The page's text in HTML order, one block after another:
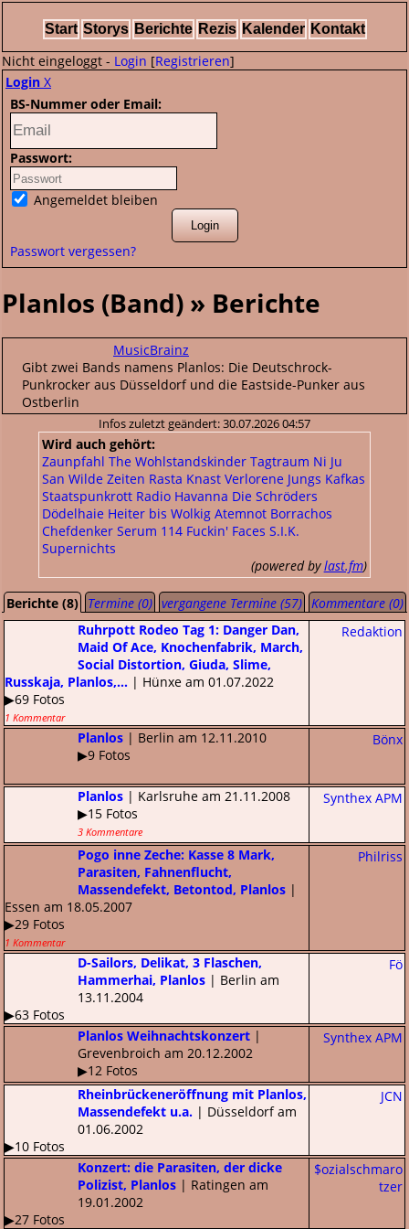
Start Storys Berichte Rezis Kalender Kontakt
Nicht eingeloggt - Login [Registrieren]
Login X
BS-Nummer oder Email:
Passwort:
Angemeldet bleiben
Passwort vergessen?
Planlos (Band) » Berichte
MusicBrainz
Gibt zwei Bands namens Planlos: Die Deutschrock-
Punkrocker aus Düsseldorf und die Eastside-Punker aus
Ostberlin
Infos zuletzt geändert: 30.07.2026 04:57
Wird auch gehört:
Zaunpfahl The Wohlstandskinder Tagtraum Ni Ju
San Wilde Zeiten Rasta Knast Verlorene Jungs Kafkas
Staatspunkrott Radio Havanna Die Schröders
Dödelhaie Heiter bis Wolkig Atemnot Borrachos
Chefdenker Serum 114 Fuckin' Faces S.I.K.
Supernichts
(powered bylast.fm)
Berichte (8) Termine (0) vergangene Termine (57)
Kommentare (0)
Redaktion
Ruhrpott Rodeo Tag 1: Danger Dan,
Maid Of Ace, Knochenfabrik, March,
Social Distortion, Giuda, Slime,
Russkaja, Planlos,... | Hünxe am 01.07.2022
▶69 Fotos
1 Kommentar
Bönx
Planlos | Berlin am 12.11.2010
▶9 Fotos
Synthex APM
Planlos | Karlsruhe am 21.11.2008
▶15 Fotos
3 Kommentare
Philriss
Pogo inne Zeche: Kasse 8 Mark,
Parasiten, Fahnenflucht,
Massendefekt, Betontod, Planlos |
Essen am 18.05.2007
▶29 Fotos
1 Kommentar
Fö
D-Sailors, Delikat, 3 Flaschen,
Hammerhai, Planlos | Berlin am
13.11.2004
▶63 Fotos
Synthex APM
Planlos Weihnachtskonzert |
Grevenbroich am 20.12.2002
▶12 Fotos
JCN
Rheinbrückeneröffnung mit Planlos,
Massendefekt u.a. | Düsseldorf am
01.06.2002
▶10 Fotos
$ozialschmaro
tzer
Konzert: die Parasiten, der dicke
Polizist, Planlos | Ratingen am
19.01.2002
▶27 Fotos